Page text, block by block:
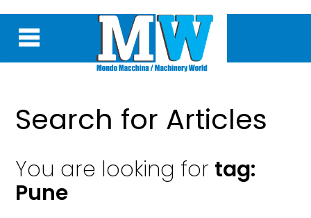
Search for Articles
You are looking for tag:
Pune